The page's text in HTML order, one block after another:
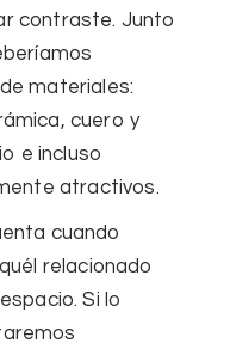
contraste. Junto
materiales:
cuero y
e incluso
atractivos.
cuando
relacionado
Si lo